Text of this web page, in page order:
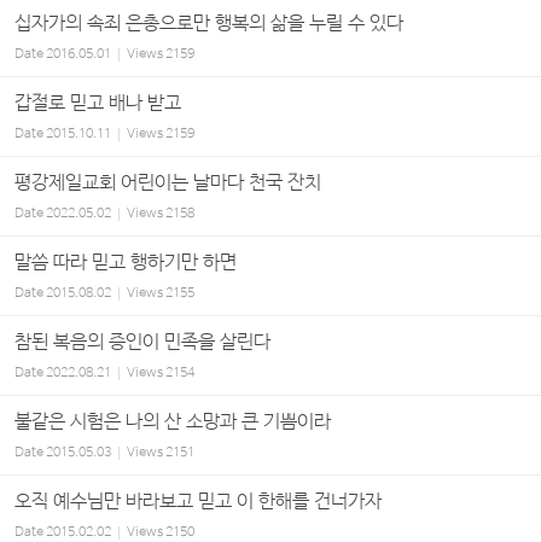
십자가의 속죄 은총으로만 행복의 삶을 누릴 수 있다
Date2016.05.01 Views2159
갑절로 믿고 배나 받고
Date2015.10.11 Views2159
평강제일교회 어린이는 날마다 천국 잔치
Date2022.05.02 Views2158
말씀 따라 믿고 행하기만 하면
Date2015.08.02 Views2155
참된 복음의 증인이 민족을 살린다
Date2022.08.21 Views2154
불같은 시험은 나의 산 소망과 큰 기쁨이라
Date2015.05.03 Views2151
오직 예수님만 바라보고 믿고 이 한해를 건너가자
Date2015.02.02 Views2150